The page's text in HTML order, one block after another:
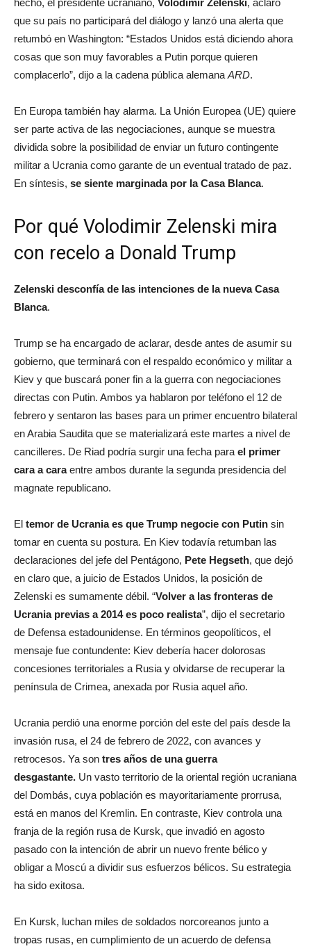
hecho, el presidente ucraniano, Volodimir Zelenski, aclaró
que su país no participará del diálogo y lanzó una alerta que
retumbó en Washington: “Estados Unidos está diciendo ahora
cosas que son muy favorables a Putin porque quieren
complacerlo”, dijo a la cadena pública alemana ARD.
En Europa también hay alarma. La Unión Europea (UE) quiere
ser parte activa de las negociaciones, aunque se muestra
dividida sobre la posibilidad de enviar un futuro contingente
militar a Ucrania como garante de un eventual tratado de paz.
En síntesis, se siente marginada por la Casa Blanca.
Por qué Volodimir Zelenski mira
con recelo a Donald Trump
Zelenski desconfía de las intenciones de la nueva Casa
Blanca.
Trump se ha encargado de aclarar, desde antes de asumir su
gobierno, que terminará con el respaldo económico y militar a
Kiev y que buscará poner fin a la guerra con negociaciones
directas con Putin. Ambos ya hablaron por teléfono el 12 de
febrero y sentaron las bases para un primer encuentro bilateral
en Arabia Saudita que se materializará este martes a nivel de
cancilleres. De Riad podría surgir una fecha para el primer
cara a caraentre ambos durante la segunda presidencia del
magnate republicano.
El temor de Ucrania es que Trump negocie con Putin sin
tomar en cuenta su postura. En Kiev todavía retumban las
declaraciones del jefe del Pentágono, Pete Hegseth, que dejó
en claro que, a juicio de Estados Unidos, la posición de
Zelenski es sumamente débil. “Volver a las fronteras de
Ucrania previas a 2014 es poco realista”, dijo el secretario
de Defensa estadounidense. En términos geopolíticos, el
mensaje fue contundente: Kiev debería hacer dolorosas
concesiones territoriales a Rusia y olvidarse de recuperar la
península de Crimea, anexada por Rusia aquel año.
Ucrania perdió una enorme porción del este del país desde la
invasión rusa, el 24 de febrero de 2022, con avances y
retrocesos. Ya son tres años de una guerra
desgastante. Un vasto territorio de la oriental región ucraniana
del Dombás, cuya población es mayoritariamente prorrusa,
está en manos del Kremlin. En contraste, Kiev controla una
franja de la región rusa de Kursk, que invadió en agosto
pasado con la intención de abrir un nuevo frente bélico y
obligar a Moscú a dividir sus esfuerzos bélicos. Su estrategia
ha sido exitosa.
En Kursk, luchan miles de soldados norcoreanos junto a
tropas rusas, en cumplimiento de un acuerdo de defensa